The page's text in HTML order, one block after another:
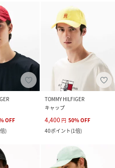
OFF
)
TOMMY HILFIGER
キャップ
4,400 円 50%OFF
40ポイント(1倍)